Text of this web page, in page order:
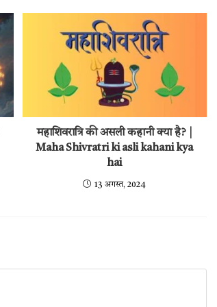
महाशिवरात्रि की असली कहानी क्या है? |
Maha Shivratri ki asli kahani kya
hai
13 अगस्त, 2024